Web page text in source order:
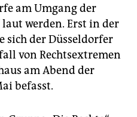
am Umgang der
werden. Erst in der
sich der Düsseldorfer
von Rechtsextremen
am Abend der
befasst.